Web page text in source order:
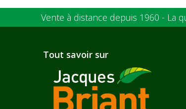
Vente à distance depuis 1960 - La
Tout savoir sur